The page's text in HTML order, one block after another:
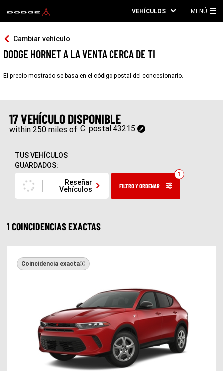
VEHÍCULOS MENÚ
Cambiar vehículo
DODGE HORNET A LA VENTA CERCA DE TI
El precio mostrado se basa en el código postal del concesionario.
17 VEHÍCULO DISPONIBLE
within 250 miles of C. postal 43215
TUS VEHÍCULOS
GUARDADOS:
Reseñar
Vehículos
1
FILTROY ORDENAR
1 COINCIDENCIAS EXACTAS
Coincidencia exacta